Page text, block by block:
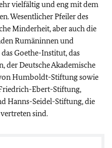
vielfältig und eng mit dem
Wesentlicher Pfeiler des
Minderheit, aber auch die
Rumäninnen und
Goethe-Institut, das
der Deutsche Akademische
Humboldt-Stiftung sowie
Ebert-Stiftung,
Hanns-Seidel-Stiftung, die
sind.